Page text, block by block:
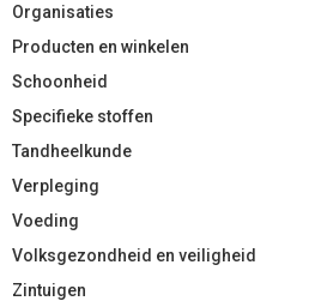
Organisaties
Producten en winkelen
Schoonheid
Specifieke stoffen
Tandheelkunde
Verpleging
Voeding
Volksgezondheid en veiligheid
Zintuigen